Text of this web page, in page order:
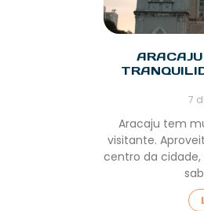
7
Aracaju tem
visitante.
centro da